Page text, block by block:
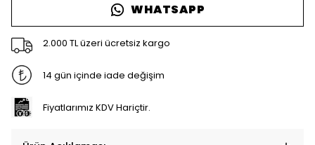
WHATSAPP
2.000 TL üzeri ücretsiz kargo
14 gün içinde iade değişim
Fiyatlarımız KDV Hariçtir.